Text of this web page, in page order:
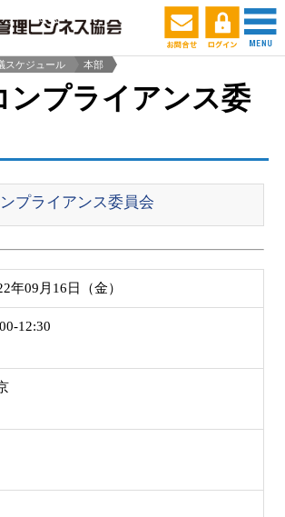
スケジュール
本部
プライアンス委
プライアンス委員会
年09月16日（金）
12:30